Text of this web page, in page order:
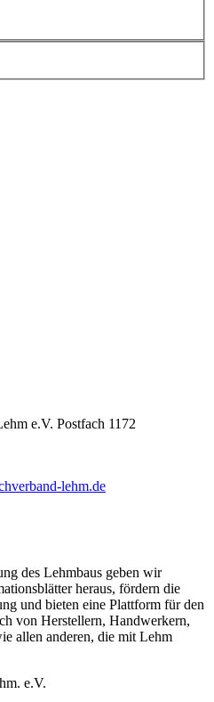
e.V. Postfach 1172
lehm.de
des Lehmbaus geben wir
heraus, fördern die
und bieten eine Plattform für den
von Herstellern, Handwerkern,
allen anderen, die mit Lehm
e.V.